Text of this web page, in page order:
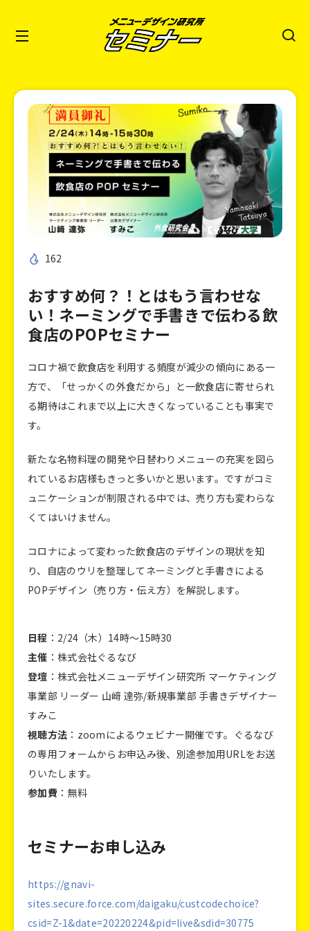
162
おすすめ何？！とはもう言わせな
い！ネーミングで手書きで伝わる飲
食店のPOPセミナー
コロナ禍で飲食店を利用する頻度が減少の傾向にある一
方で、「せっかくの外食だから」と一飲食店に寄せられ
る期待はこれまで以上に大きくなっていることも事実で
す。
新たな名物料理の開発や日替わりメニューの充実を図ら
れているお店様もきっと多いかと思います。ですがコミ
ュニケーションが制限される中では、売り方も変わらな
くてはいけません。
コロナによって変わった飲食店のデザインの現状を知
り、自店のウリを整理してネーミングと手書きによる
POPデザイン（売り方・伝え方）を解説します。
日程 ：2/24（木）14時〜15時30
主催 ：株式会社ぐるなび
登壇 ：株式会社メニューデザイン研究所 マーケティング
事業部 リーダー 山﨑 達弥/新規事業部 手書きデザイナー
すみこ
視聴方法 ：zoomによるウェビナー開催です。ぐるなび
の専用フォームからお申込み後、別途参加用URLをお送
りいたします。
参加費：無料
セミナーお申し込み
https://gnavi-
sites.secure.force.com/daigaku/custcodechoice?
csid=Z-1&date=20220224&pid=live&sdid=30775